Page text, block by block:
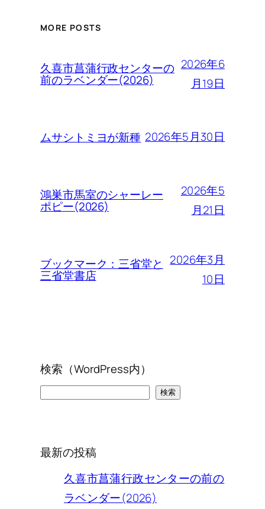
MORE POSTS
久喜市菖蒲行政センターの
前のラベンダー(2026)
2026年6
月19日
ムサシトミヨが新種 2026年5月30日
鴻巣市馬室のシャーレー
ポピー(2026)
2026年5
月21日
ブックマーク：三省堂と
三省堂書店
2026年3月
10日
検索（WordPress内）
検索
最新の投稿
久喜市菖蒲行政センターの前の
ラベンダー(2026)